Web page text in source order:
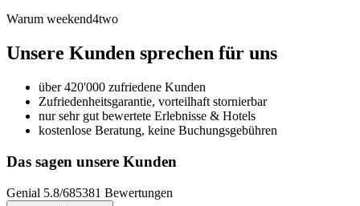
Warum weekend4two
Unsere Kunden sprechen für uns
über 420'000 zufriedene Kunden
Zufriedenheitsgarantie, vorteilhaft stornierbar
nur sehr gut bewertete Erlebnisse & Hotels
kostenlose Beratung, keine Buchungsgebühren
Das sagen unsere Kunden
Genial 5.8/685381 Bewertungen